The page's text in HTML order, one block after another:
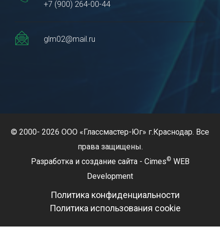
+7 (900) 264-00-44
glm02@mail.ru
© 2000- 2026 ООО «Глассмастер-Юг» г.Краснодар. Все
права защищены.
Разработка и создание сайта- Cimes© WEB
Development
Политика конфиденциальности
Политика использования cookie